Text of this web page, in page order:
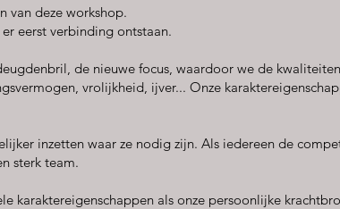
van deze workshop.
eerst verbinding ontstaan.
de nieuwe focus, waardoor we de
vrolijkheid, ijver... Onze
inzetten waar ze nodig zijn. Als iedereen de
sterk team.
karaktereigenschappen als onze persoonlijke